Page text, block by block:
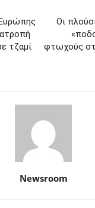
τζαμί
Οι
φτωχούς
Newsroom